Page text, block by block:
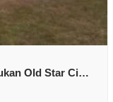
Old Star Ci…